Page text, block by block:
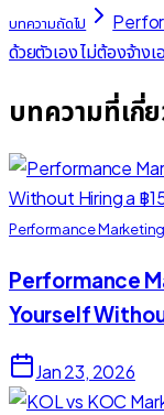
บทความถัดไป
ด้วยตัวเอง ไม่ต้องจ้าง
บทความที่เกี่
Performance Marketing
Performance
Yourself
Jan 23, 2026